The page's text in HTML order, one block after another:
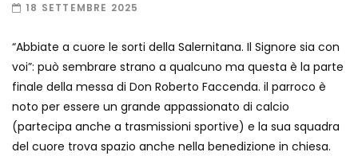
18 SETTEMBRE 2025
“Abbiate a cuore le sorti della Salernitana. Il Signore sia con
voi”: può sembrare strano a qualcuno ma questa è la parte
finale della messa di Don Roberto Faccenda. il parroco è
noto per essere un grande appassionato di calcio
(partecipa anche a trasmissioni sportive) e la sua squadra
del cuore trova spazio anche nella benedizione in chiesa.